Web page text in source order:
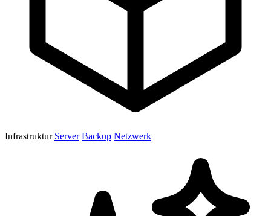
Infrastruktur Server Backup Netzwerk